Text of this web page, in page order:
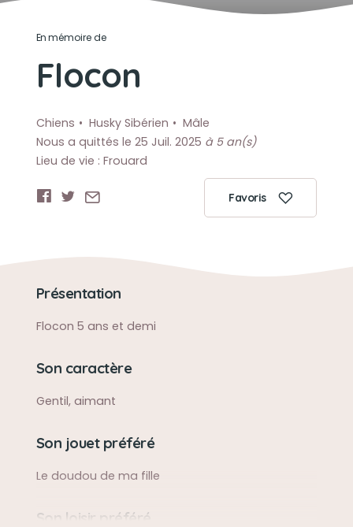
En mémoire de
Flocon
Chiens Husky Sibérien
Mâle
Nous a quittés le 25 Juil. 2025 à 5 an(s)
Lieu de vie : Frouard
Favoris
Présentation
Flocon 5 ans et demi
Son caractère
Gentil, aimant
Son jouet préféré
Le doudou de ma fille
Son loisir préféré